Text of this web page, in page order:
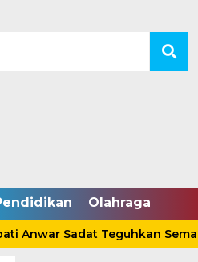
Olahraga
Sadat Teguhkan